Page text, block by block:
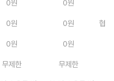
0원 0원
0원 0원 협
0원 0원
무제한 무제한